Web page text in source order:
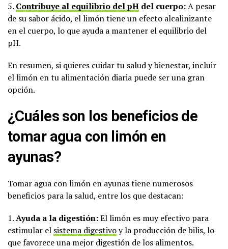
5. Contribuye al equilibrio del pH del cuerpo:A pesar
de su sabor ácido, el limón tiene un efecto alcalinizante
en el cuerpo, lo que ayuda a mantener el equilibrio del
pH.
En resumen, si quieres cuidar tu salud y bienestar, incluir
el limón en tu alimentación diaria puede ser una gran
opción.
¿Cuáles son los beneficios de
tomar agua con limón en
ayunas?
Tomar agua con limón en ayunas tiene numerosos
beneficios para la salud, entre los que destacan:
1.Ayuda a la digestión:El limón es muy efectivo para
estimular el sistema digestivoy la producción de bilis, lo
que favorece una mejor digestión de los alimentos.